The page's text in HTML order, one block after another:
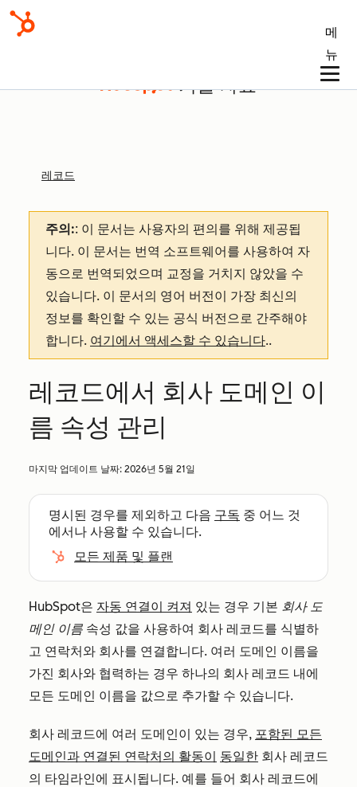
메
뉴
기술 자료
레코드
주의:: 이 문서는 사용자의 편의를 위해 제공됩
니다. 이 문서는 번역 소프트웨어를 사용하여 자
동으로 번역되었으며 교정을 거치지 않았을 수
있습니다. 이 문서의 영어 버전이 가장 최신의
정보를 확인할 수 있는 공식 버전으로 간주해야
합니다. 여기에서 액세스할 수 있습니다..
레코드에서 회사 도메인 이
름 속성 관리
마지막 업데이트 날짜: 2026년 5월 21일
명시된 경우를 제외하고 다음 구독 중 어느 것
에서나 사용할 수 있습니다.
모든 제품 및 플랜
HubSpot은 자동 연결이 켜져 있는 경우 기본 회사 도
메인 이름 속성 값을 사용하여 회사 레코드를 식별하
고 연락처와 회사를 연결합니다. 여러 도메인 이름을
가진 회사와 협력하는 경우 하나의 회사 레코드 내에
모든 도메인 이름을 값으로 추가할 수 있습니다.
회사 레코드에 여러 도메인이 있는 경우, 포함된 모든
도메인과 연결된 연락처의 활동이 동일한 회사 레코드
의 타임라인에 표시됩니다. 예를 들어 회사 레코드에